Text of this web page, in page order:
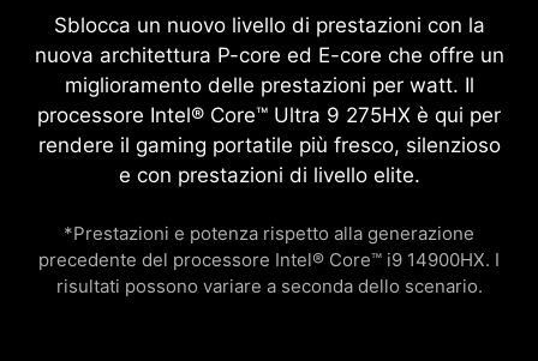
Sblocca un nuovo livello di prestazioni con la
nuova architettura P-core ed E-core che offre un
miglioramento delle prestazioni per watt. Il
processore Intel® Core™ Ultra 9 275HX è qui per
rendere il gaming portatile più fresco, silenzioso
e con prestazioni di livello elite.
*Prestazioni e potenza rispetto alla generazione
precedente del processore Intel® Core™ i9 14900HX. I
risultati possono variare a seconda dello scenario.